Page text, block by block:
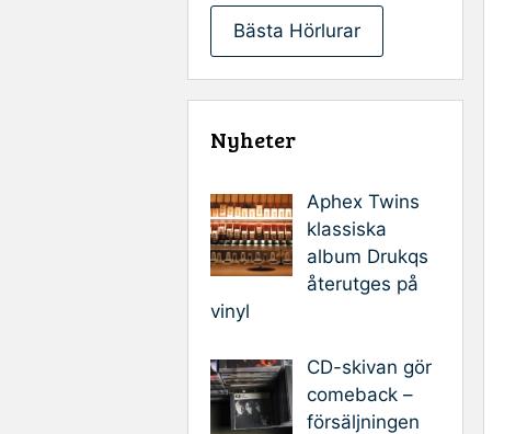
Bästa Hörlurar
Nyheter
Aphex Twins
klassiska
album Drukqs
återutges på
vinyl
CD-skivan gör
comeback –
försäljningen